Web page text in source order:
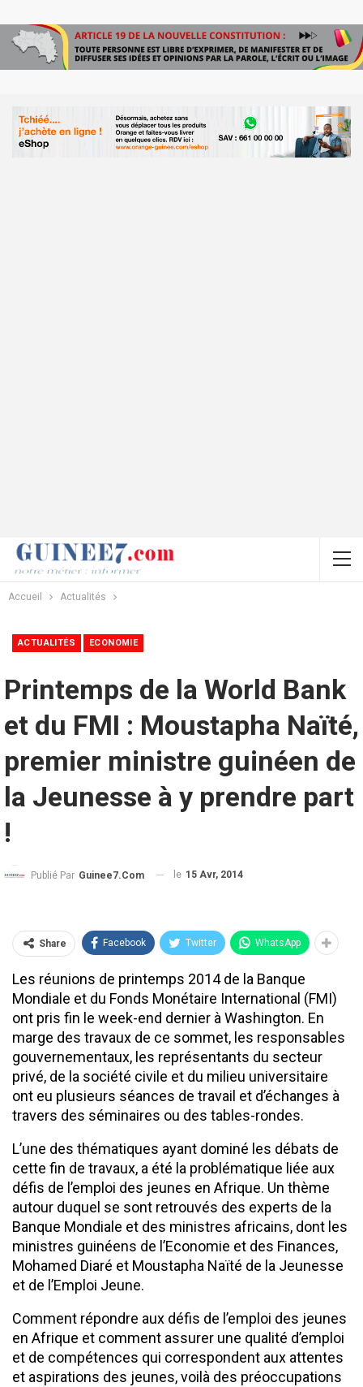
Accueil Actualités
ACTUALITÉS ECONOMIE
Printemps de la World Bank
et du FMI : Moustapha Naïté,
premier ministre guinéen de
la Jeunesse à y prendre part
!
Publié Par Guinee7.com le 15 Avr, 2014
Share Facebook Twitter WhatsApp
Les réunions de printemps 2014 de la Banque
Mondiale et du Fonds Monétaire International (FMI)
ont pris fin le week-end dernier à Washington. En
marge des travaux de ce sommet, les responsables
gouvernementaux, les représentants du secteur
privé, de la société civile et du milieu universitaire
ont eu plusieurs séances de travail et d’échanges à
travers des séminaires ou des tables-rondes.
L’une des thématiques ayant dominé les débats de
cette fin de travaux, a été la problématique liée aux
défis de l’emploi des jeunes en Afrique. Un thème
autour duquel se sont retrouvés des experts de la
Banque Mondiale et des ministres africains, dont les
ministres guinéens de l’Economie et des Finances,
Mohamed Diaré et Moustapha Naïté de la Jeunesse
et de l’Emploi Jeune.
Comment répondre aux défis de l’emploi des jeunes
en Afrique et comment assurer une qualité d’emploi
et de compétences qui correspondent aux attentes
et aspirations des jeunes, voilà des préoccupations